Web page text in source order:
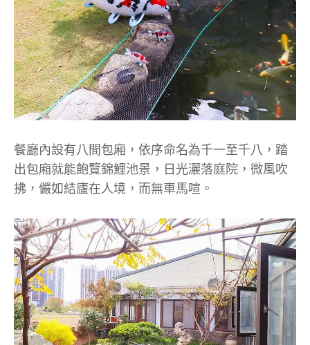
餐廳內設有八間包廂，依序命名為千一至千八，踏
出包廂就能飽覽錦鯉池景，日光灑落庭院，微風吹
拂，儼如結廬在人境，而無車馬喧。